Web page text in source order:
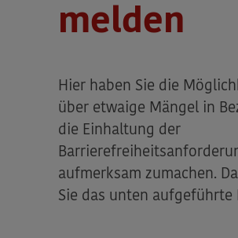
melden
Hier haben Sie die
über etwaige Mängel in
die Einhaltung der
aufmerksam zumachen.
Sie das unten aufgeführte